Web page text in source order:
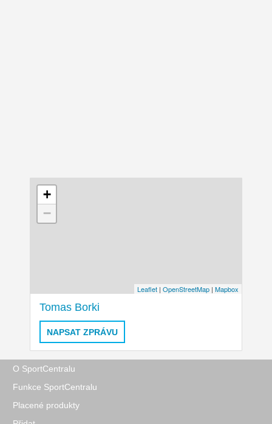
+
−
Leaflet | OpenStreetMap | Mapbox
Tomas Borki
NAPSAT ZPRÁVU
O SportCentralu
Funkce SportCentralu
Placené produkty